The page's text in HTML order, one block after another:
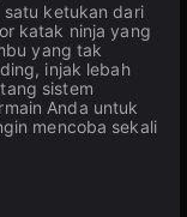
ketukan dari
katak ninja yang
yang tak
injak lebah
sistem
Anda untuk
mencoba sekali